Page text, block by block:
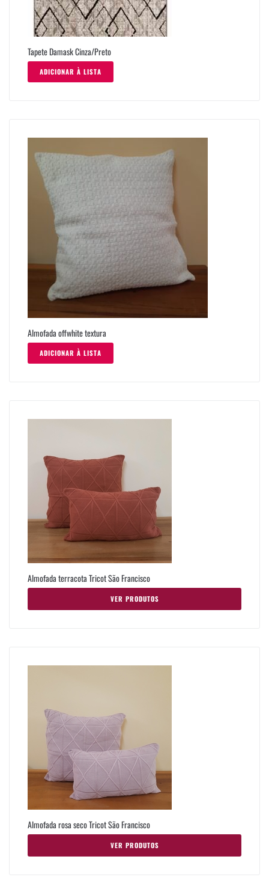
Tapete Damask Cinza/Preto
ADICIONAR À LISTA
Almofada offwhite textura
ADICIONAR À LISTA
Almofada terracota Tricot São Francisco
VER PRODUTOS
Almofada rosa seco Tricot São Francisco
VER PRODUTOS